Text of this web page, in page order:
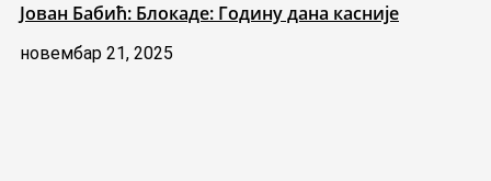
Јован Бабић: Блокаде: Годину дана касније
новембар 21, 2025